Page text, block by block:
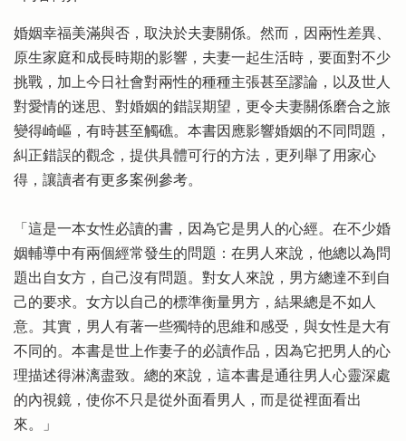
婚姻幸福美滿與否，取決於夫妻關係。然而，因兩性差異、
原生家庭和成長時期的影響，夫妻一起生活時，要面對不少
挑戰，加上今日社會對兩性的種種主張甚至謬論，以及世人
對愛情的迷思、對婚姻的錯誤期望，更令夫妻關係磨合之旅
變得崎嶇，有時甚至觸礁。本書因應影響婚姻的不同問題，
糾正錯誤的觀念，提供具體可行的方法，更列舉了用家心
得，讓讀者有更多案例參考。
「這是一本女性必讀的書，因為它是男人的心經。在不少婚
姻輔導中有兩個經常發生的問題：在男人來說，他總以為問
題出自女方，自己沒有問題。對女人來說，男方總達不到自
己的要求。女方以自己的標準衡量男方，結果總是不如人
意。其實，男人有著一些獨特的思維和感受，與女性是大有
不同的。本書是世上作妻子的必讀作品，因為它把男人的心
理描述得淋漓盡致。總的來說，這本書是通往男人心靈深處
的內視鏡，使你不只是從外面看男人，而是從裡面看出
來。」